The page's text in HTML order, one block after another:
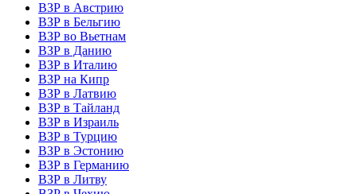
ВЗР в Австрию
ВЗР в Бельгию
ВЗР во Вьетнам
ВЗР в Данию
ВЗР в Италию
ВЗР на Кипр
ВЗР в Латвию
ВЗР в Тайланд
ВЗР в Израиль
ВЗР в Турцию
ВЗР в Эстонию
ВЗР в Германию
ВЗР в Литву